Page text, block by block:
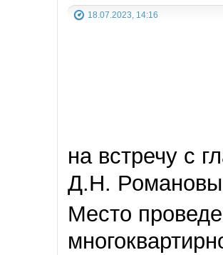
18.07.2023, 14:16
на встречу с
Д.Н.
Место